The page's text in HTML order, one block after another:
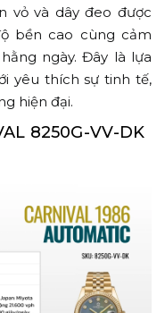
vỏ và dây đeo được
bền cao cùng cảm
ngày. Đây là lựa
yêu thích sự tinh tế,
hiện đại.
8250G-VV-DK